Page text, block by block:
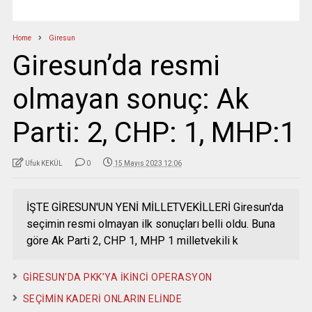
Home Giresun
Giresun’da resmi
olmayan sonuç: Ak
Parti: 2, CHP: 1, MHP:1
Ufuk KEKÜL 0 15 Mayıs 2023 12:06
İŞTE GİRESUN'UN YENİ MİLLETVEKİLLERİ Giresun'da
seçimin resmi olmayan ilk sonuçları belli oldu. Buna
göre Ak Parti 2, CHP 1, MHP 1 milletvekili k
GİRESUN’DA PKK’YA İKİNCİ OPERASYON
SEÇİMİN KADERİ ONLARIN ELİNDE